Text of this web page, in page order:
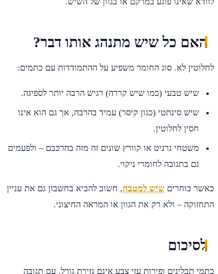
האם כל שיש מתנהג אותו דבר?
לחלוטין לא. סוג החומר משפיע על ההתמודדות עם כתמים:
שיש טבעי (כמו שיש קררה) רגיש הרבה יותר לספיגה.
שיש סינתטי (כגון קיסר) עמיד בהרבה, אך גם הוא אינו
חסין לחלוטין.
משטחי גרניט או קוורץ שונים זה מזה בהרכבם – ולפעמים
גם בתגובה לחומרי ניקוי.
כאשר בוחרים שיש למטבח, חשוב להביא בחשבון גם את עניין
התחזוקה – ולא רק את הגוון או המראה החיצוני.
לסיכום
כתמי תבלינים ופירות עזי צבע אינם גזירת גורל. עם תגובה